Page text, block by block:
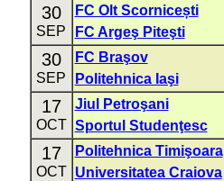
30
SEP
FC Olt Scornicești
FC Argeş Piteşti
30
SEP
FC Braşov
Politehnica Iaşi
17
OCT
Jiul Petroşani
Sportul Studenţesc
17
OCT
Politehnica Timişoara
Universitatea Craiova